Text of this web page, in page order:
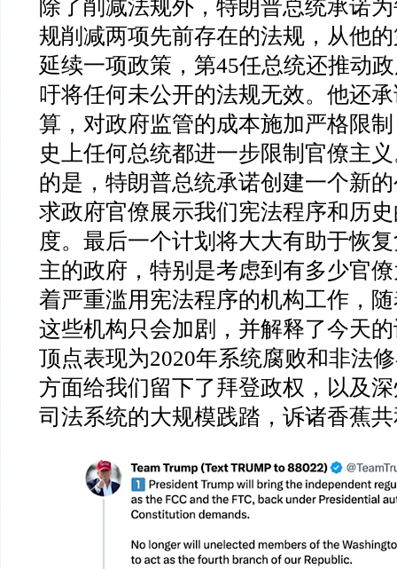
除了削减法规外，特朗普总统承诺
规削减两项先前存在的法规，从他
延续一项政策，第45任总统还推动
吁将任何未公开的法规无效。他还
算，对政府监管的成本施加严格限
史上任何总统都进一步限制官僚主
的是，特朗普总统承诺创建一个新
求政府官僚展示我们宪法程序和历
度。最后一个计划将大大有助于恢
主的政府，特别是考虑到有多少官
着严重滥用宪法程序的机构工作，
这些机构只会加剧，并解释了今天
顶点表现为2020年系统腐败和非法
方面给我们留下了拜登政权，以及
司法系统的大规模践踏，诉诸香蕉